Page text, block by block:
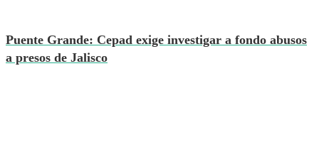
Puente Grande: Cepad exige investigar a fondo abusos
a presos de Jalisco